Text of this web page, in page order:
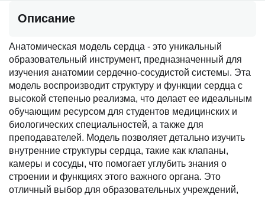
Описание
Анатомическая модель сердца - это уникальный
образовательный инструмент, предназначенный для
изучения анатомии сердечно-сосудистой системы. Эта
модель воспроизводит структуру и функции сердца с
высокой степенью реализма, что делает ее идеальным
обучающим ресурсом для студентов медицинских и
биологических специальностей, а также для
преподавателей. Модель позволяет детально изучить
внутренние структуры сердца, такие как клапаны,
камеры и сосуды, что помогает углубить знания о
строении и функциях этого важного органа. Это
отличный выбор для образовательных учреждений,